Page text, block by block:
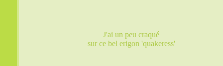
J'ai un peu craqué
sur ce bel erigon 'quakeress'